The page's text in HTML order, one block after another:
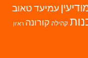
עמיעד טאוב
קהילה קורונה ראיון